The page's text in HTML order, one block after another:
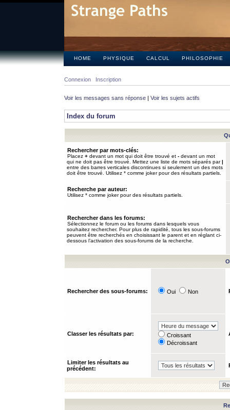
HOME PHYSIQUE CALCUL PHILOSOPHIE
Connexion Inscription
Voir les messages sans réponse | Voir les sujets actifs
Index du forum
Rechercher par mots-clés:
Placez + devant un mot qui doit être trouvé et - devant un mot
qui ne doit pas être trouvé. Mettez une liste de mots séparés par|
entre des barres verticales discontinues si seulement un des mots
doit être trouvé. Utilisez * comme joker pour des résultats partiels.
Recherche par auteur:
Utilisez * comme joker pour des résultats partiels.
Rechercher dans les forums:
Sélectionnez le forum ou les forums dans lesquels vous
souhaitez rechercher. Pour plus de rapidité, tous les sous-forums
peuvent être recherchés en choisissant le parent et en réglant ci-
dessous l’activation des sous-forums de la recherche.
Rechercher des sous-forums: Oui Non
Classer les résultats par:
Croissant
Décroissant
Limiter les résultats au
précédent: